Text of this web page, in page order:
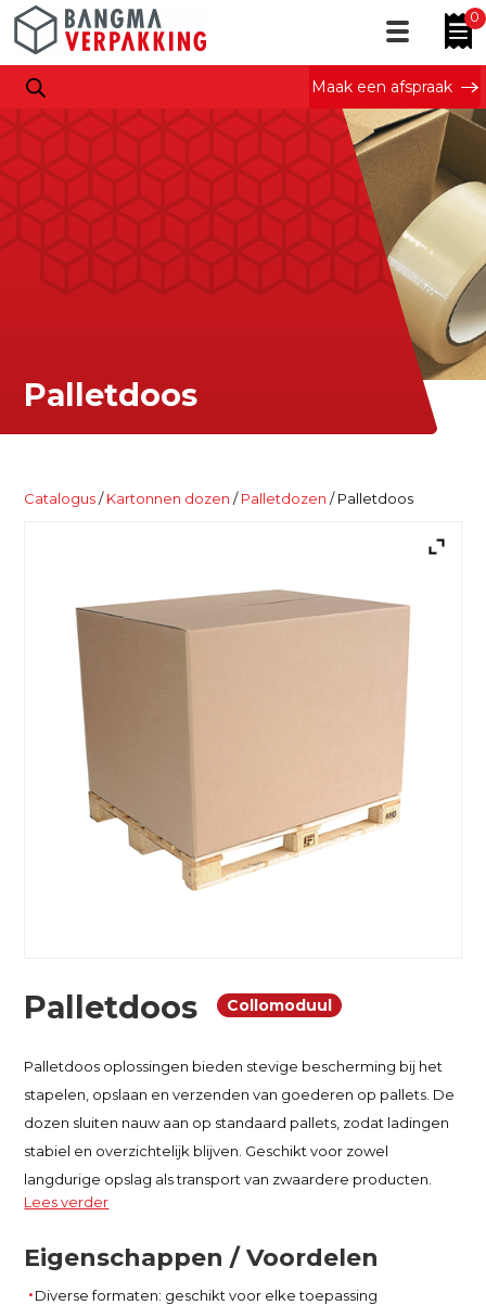
0
Maak een afspraak
Palletdoos
Catalogus/Kartonnen dozen /Palletdozen / Palletdoos
Palletdoos Collomoduul
Palletdoos oplossingen bieden stevige bescherming bij het
stapelen, opslaan en verzenden van goederen op pallets. De
dozen sluiten nauw aan op standaard pallets, zodat ladingen
stabiel en overzichtelijk blijven. Geschikt voor zowel
langdurige opslag als transport van zwaardere producten.
Lees verder
Eigenschappen / Voordelen
Diverse formaten: geschikt voor elke toepassing